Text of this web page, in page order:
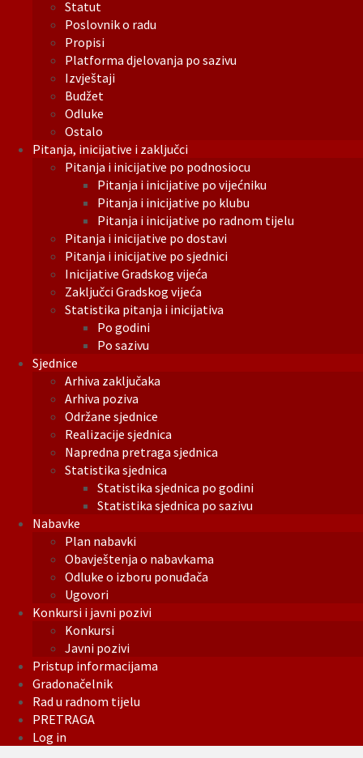
Statut
Poslovnik o radu
Propisi
Platforma djelovanja po sazivu
Izvještaji
Budžet
Odluke
Ostalo
Pitanja, inicijative i zaključci
Pitanja i inicijative po podnosiocu
Pitanja i inicijative po vijećniku
Pitanja i inicijative po klubu
Pitanja i inicijative po radnom tijelu
Pitanja i inicijative po dostavi
Pitanja i inicijative po sjednici
Inicijative Gradskog vijeća
Zaključci Gradskog vijeća
Statistika pitanja i inicijativa
Po godini
Po sazivu
Sjednice
Arhiva zaključaka
Arhiva poziva
Održane sjednice
Realizacije sjednica
Napredna pretraga sjednica
Statistika sjednica
Statistika sjednica po godini
Statistika sjednica po sazivu
Nabavke
Plan nabavki
Obavještenja o nabavkama
Odluke o izboru ponuđača
Ugovori
Konkursi i javni pozivi
Konkursi
Javni pozivi
Pristup informacijama
Gradonačelnik
Rad u radnom tijelu
PRETRAGA
Log in